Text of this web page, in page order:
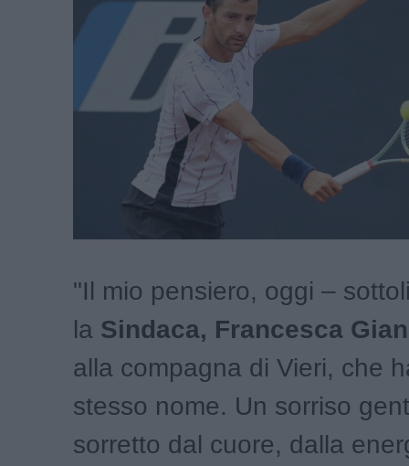
"Il mio pensiero, oggi –
la Sindaca, Francesca
alla compagna di Vieri, che
stesso nome. Un sorriso
sorretto dal cuore, dalla